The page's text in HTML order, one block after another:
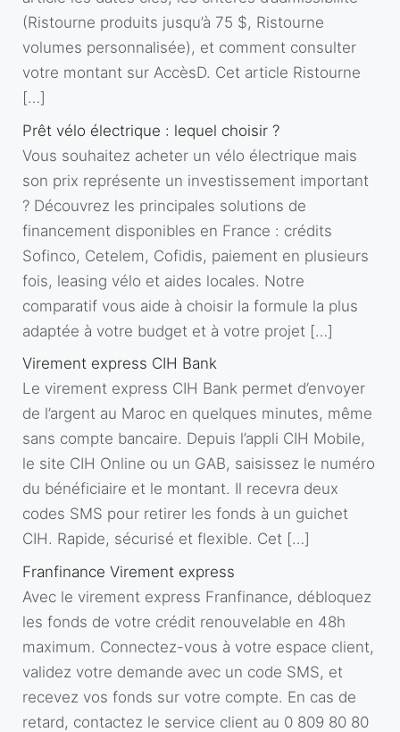
(Ristourne produits jusqu’à 75 $, Ristourne
volumes personnalisée), et comment consulter
votre montant sur AccèsD. Cet article Ristourne
[…]
Prêt vélo électrique : lequel choisir ?
Vous souhaitez acheter un vélo électrique mais
son prix représente un investissement important
? Découvrez les principales solutions de
financement disponibles en France : crédits
Sofinco, Cetelem, Cofidis, paiement en plusieurs
fois, leasing vélo et aides locales. Notre
comparatif vous aide à choisir la formule la plus
adaptée à votre budget et à votre projet […]
Virement express CIH Bank
Le virement express CIH Bank permet d’envoyer
de l’argent au Maroc en quelques minutes, même
sans compte bancaire. Depuis l’appli CIH Mobile,
le site CIH Online ou un GAB, saisissez le numéro
du bénéficiaire et le montant. Il recevra deux
codes SMS pour retirer les fonds à un guichet
CIH. Rapide, sécurisé et flexible. Cet […]
Franfinance Virement express
Avec le virement express Franfinance, débloquez
les fonds de votre crédit renouvelable en 48h
maximum. Connectez-vous à votre espace client,
validez votre demande avec un code SMS, et
recevez vos fonds sur votre compte. En cas de
retard, contactez le service client au 0 809 80 80